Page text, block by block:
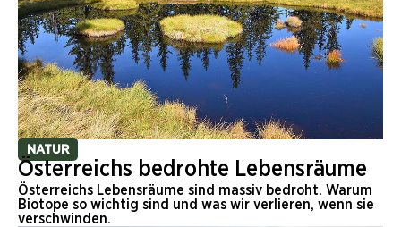
NATUR
Österreichs bedrohte Lebensräume
Österreichs Lebensräume sind massiv bedroht. Warum
Biotope so wichtig sind und was wir verlieren, wenn sie
verschwinden.